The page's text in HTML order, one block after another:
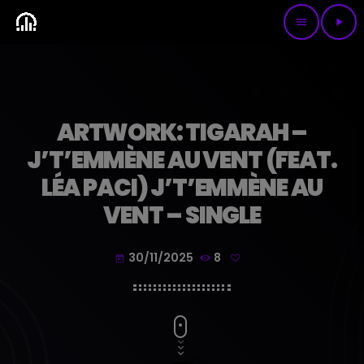
menu play_arrow
ARTWORK: TIGARAH –
J’T’EMMÈNE AU VENT (FEAT.
LÉA PACI) J’T’EMMÈNE AU
VENT – SINGLE
today 30/11/2025 8